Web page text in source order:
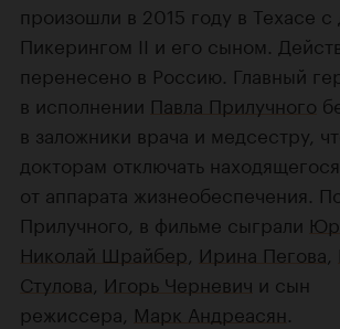
произошли в 2015 году в Техасе
Пикерингом II и его сыном.
перенесено в Россию. Главный
в исполнении Павла Прилучного
в заложники врача и медсестру,
докторам отключать
от аппарата жизнеобеспечения.
Прилучного, в фильме сыграли
Николай Шрайбер, Ирина Пегова,
Стулова, Игорь Черневич и сын
режиссера, Марк Андреасян.